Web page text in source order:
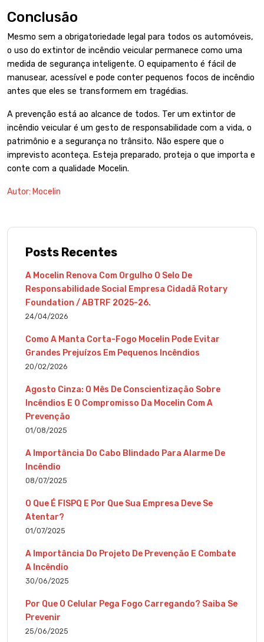
Conclusão
Mesmo sem a obrigatoriedade legal para todos os automóveis,
o uso do extintor de incêndio veicular permanece como uma
medida de segurança inteligente. O equipamento é fácil de
manusear, acessível e pode conter pequenos focos de incêndio
antes que eles se transformem em tragédias.
A prevenção está ao alcance de todos. Ter um extintor de
incêndio veicular é um gesto de responsabilidade com a vida, o
patrimônio e a segurança no trânsito. Não espere que o
imprevisto aconteça. Esteja preparado, proteja o que importa e
conte com a qualidade Mocelin.
Autor: Mocelin
Posts Recentes
A Mocelin Renova Com Orgulho O Selo De
Responsabilidade Social Empresa Cidadã Rotary
Foundation / ABTRF 2025-26.
24/04/2026
Como A Manta Corta-Fogo Mocelin Pode Evitar
Grandes Prejuízos Em Pequenos Incêndios
20/02/2026
Agosto Cinza: O Mês De Conscientização Sobre
Incêndios E O Compromisso Da Mocelin Com A
Prevenção
01/08/2025
A Importância Do Cabo Blindado Para Alarme De
Incêndio
08/07/2025
O Que É FISPQ E Por Que Sua Empresa Deve Se
Atentar?
01/07/2025
A Importância Do Projeto De Prevenção E Combate
A Incêndio
30/06/2025
Por Que O Celular Pega Fogo Carregando? Saiba Se
Prevenir
25/06/2025